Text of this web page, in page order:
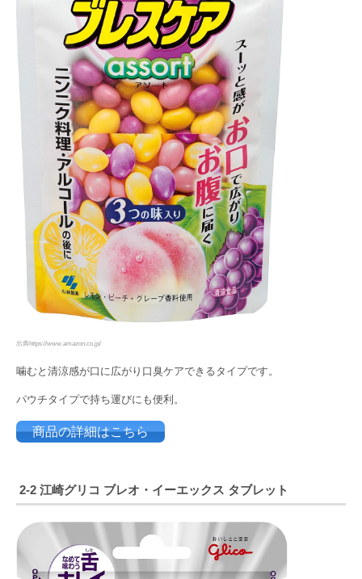
出典https://www.amazon.co.jp/
噛むと清涼感が口に広がり口臭ケアできるタイプです。
パウチタイプで持ち運びにも便利。
商品の詳細はこちら
2-2 江崎グリコ ブレオ・イーエックス タブレット